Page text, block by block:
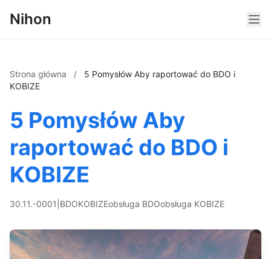
Nihon
Strona główna /
5 Pomysłów Aby raportować do BDO i
KOBIZE
5 Pomysłów Aby
raportować do BDO i
KOBIZE
30.11.-0001 BDOKOBIZEobsługa BDOobsługa KOBIZE